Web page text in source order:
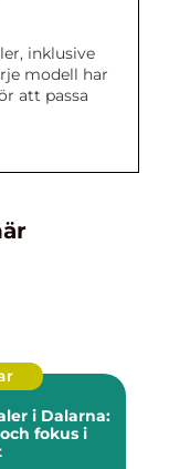
inklusive
modell har
att passa
i Dalarna:
fokus i